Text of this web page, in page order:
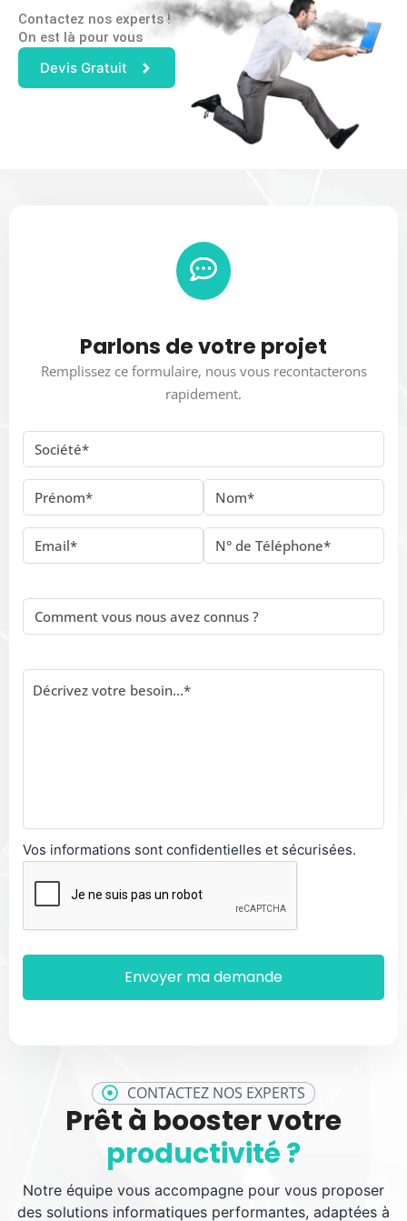
Contactez nos experts !
On est là pour vous
Devis Gratuit
CONTACTEZ NOS EXPERTS
Prêt à booster votre
productivité ?
Notre équipe vous accompagne pour vous proposer
des solutions informatiques performantes, adaptées à
Parlons de votre projet
Remplissez ce formulaire, nous vous recontacterons
rapidement.
Vos informations sont confidentielles et sécurisées.